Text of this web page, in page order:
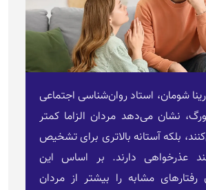
شومان، استاد روان‌شناسی اجتماعی
نشان می‌دهد مردان الزاما کمتر
بلکه آستانه بالاتری برای تشخیص
عذرخواهی دارند. بر اساس این
رفتار‌های مشابه را بیشتر از مردان